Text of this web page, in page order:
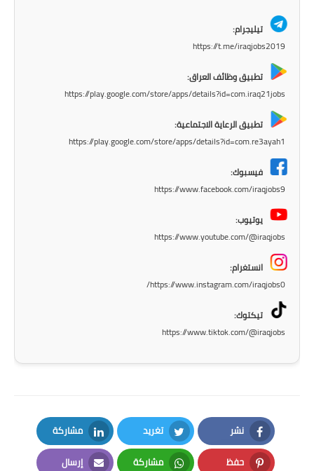
اخبار وقرارات وزارة التعليم
العطل
تيليجرام:
https://t.me/iraqjobs2019
تطبيق وظائف العراق:
https://play.google.com/store/apps/details?id=com.iraq21jobs
تطبيق الرعاية الاجتماعية:
https://play.google.com/store/apps/details?id=com.re3ayah1
فيسبوك:
https://www.facebook.com/iraqjobs9
يوتيوب:
https://www.youtube.com/@iraqjobs
انستغرام:
https://www.instagram.com/iraqjobs0/
تيكتوك:
https://www.tiktok.com/@iraqjobs
نشر
Facebook
تغريد
Twitter
مشاركة
LinkedIn
حفظ مشاركة إرسال